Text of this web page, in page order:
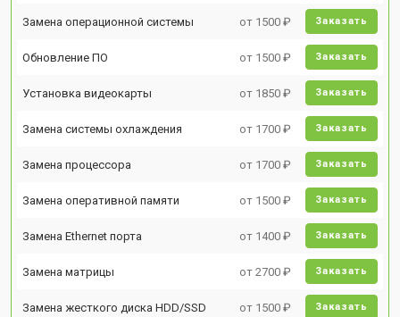
Замена операционной системы от 1500 ₽ Заказать
Обновление ПО от 1500 ₽ Заказать
Установка видеокарты от 1850 ₽ Заказать
Замена системы охлаждения от 1700 ₽ Заказать
Замена процессора от 1700 ₽ Заказать
Замена оперативной памяти от 1500 ₽ Заказать
Замена Ethernet порта от 1400 ₽ Заказать
Замена матрицы от 2700 ₽ Заказать
Замена жесткого диска HDD/SSD от 1500 ₽ Заказать